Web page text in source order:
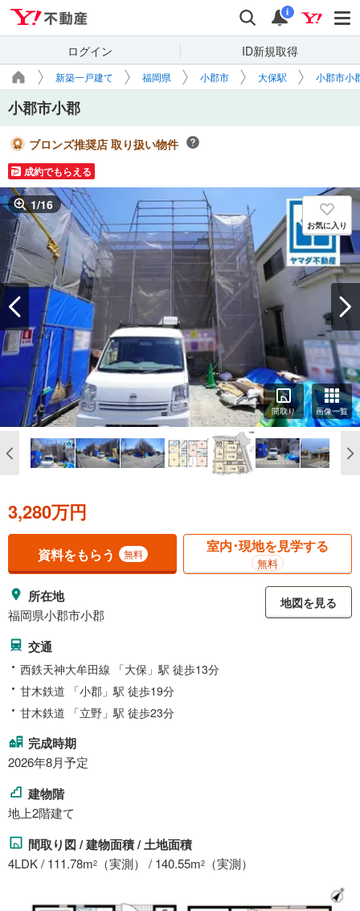
検索 通知
i
ログイン ID新規取得
新築一戸建て 福岡県 小郡市 大保駅 小郡市小
小郡市小郡
ブロンズ推奨店 取り扱い物件
成約でもらえる
1/16
お気に入り
間取り 画像一覧
3,280万円
資料をもらう 無料 室内･現地を見学する
無料
所在地
福岡県小郡市小郡
地図を見る
交通
西鉄天神大牟田線 「大保」駅 徒歩13分
甘木鉄道 「小郡」駅 徒歩19分
甘木鉄道 「立野」駅 徒歩23分
完成時期
2026年8月予定
建物階
地上2階建て
間取り図 / 建物面積 / 土地面積
4LDK / 111.78m2 （実測） / 140.55m2 （実測）